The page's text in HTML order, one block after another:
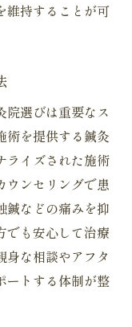
維持することが可
院選びは重要なス
術を提供する鍼灸
ライズされた施術
ウンセリングで患
鍼などの痛みを抑
でも安心して治療
身な相談やアフタ
ートする体制が整